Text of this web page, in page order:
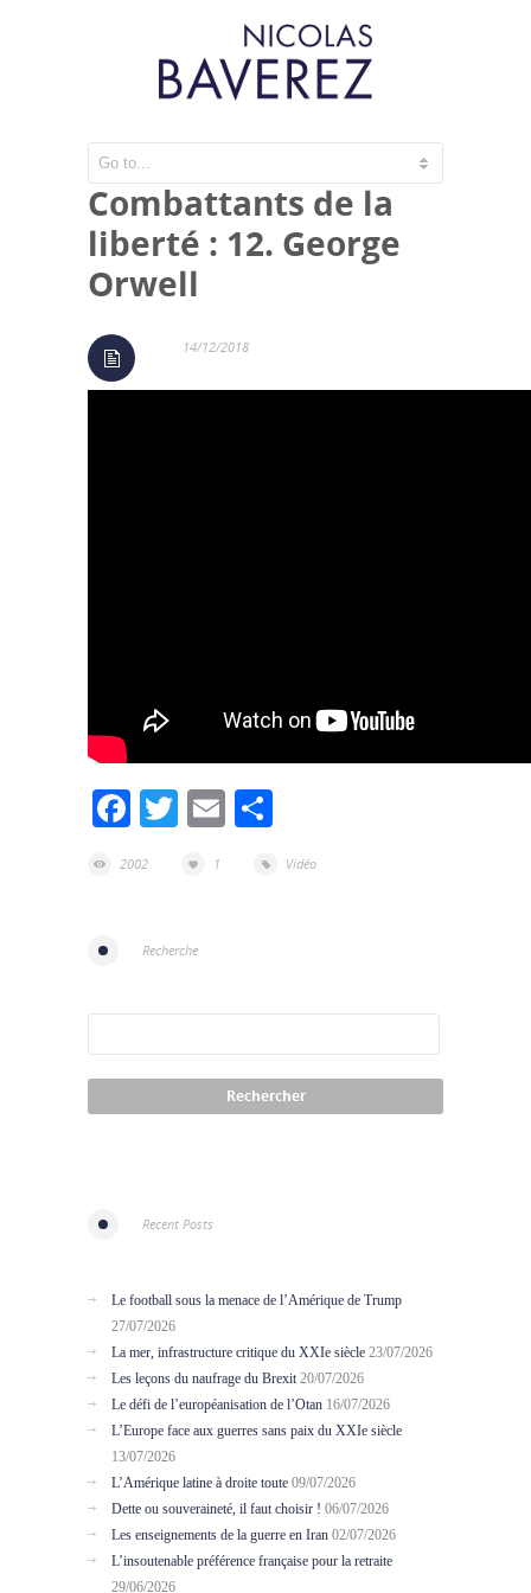
Penseurs &
Combattants de la
liberté : 12. George
Orwell
14/12/2018
Facebook
TwitterEmail
2002 1 Vidéo
Recherche
Recent Posts
Le football sous la menace de l’Amérique de Trump
27/07/2026
La mer, infrastructure critique du XXIe siècle 23/07/2026
Les leçons du naufrage du Brexit 20/07/2026
Le défi de l’européanisation de l’Otan 16/07/2026
L’Europe face aux guerres sans paix du XXIe siècle
13/07/2026
L’Amérique latine à droite toute 09/07/2026
Dette ou souveraineté, il faut choisir ! 06/07/2026
Les enseignements de la guerre en Iran 02/07/2026
L’insoutenable préférence française pour la retraite
29/06/2026